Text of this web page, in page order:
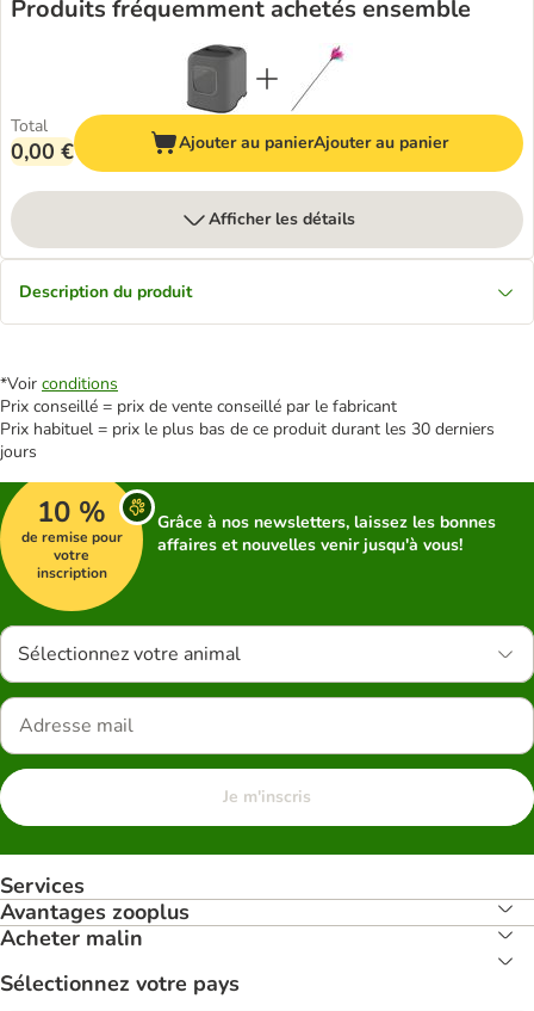
Produits fréquemment achetés ensemble
Total
0,00 € Ajouter au panierAjouter au panier
Afficher les détails
Description du produit
*Voir conditions
Prix conseillé = prix de vente conseillé par le fabricant
Prix habituel = prix le plus bas de ce produit durant les 30 derniers
jours
10 %
de remise pour
votre
inscription
Grâce à nos newsletters, laissez les bonnes
affaires et nouvelles venir jusqu'à vous!
Sélectionnez votre animal
Je m'inscris
Services
Avantages zooplus
Acheter malin
Sélectionnez votre pays